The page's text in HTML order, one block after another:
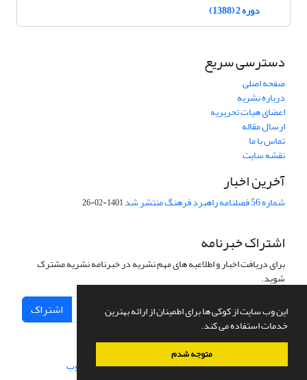
این وب سایت از کوکی ها برای اطمینان از ارائه بهترین
خدمات استفاده می کند.
متوجه شدم
دوره 2 (1388)
دسترسی سریع
صفحه اصلی
درباره نشریه
اعضای هیات تحریریه
ارسال مقاله
تماس با ما
نقشه سایت
آخرین اخبار
شماره 56 فصلنامه راهبرد فرهنگ منتشر شد 1401-02-26
اشتراک خبرنامه
برای دریافت اخبار و اطلاعیه های مهم نشریه در خبرنامه نشریه مشترک
شوید.
اشتراک
سامانه مدیریت نشریات علمی.طراحی و پیاده سازی از سیناوب